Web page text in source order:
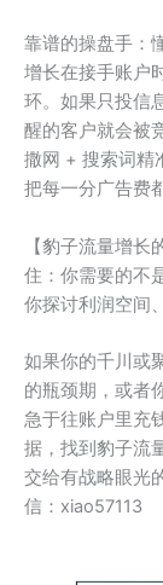
靠谱的操盘手：
增长在接手账户
环。如果只投信
醒的客户就会被
撒网 + 搜索词精
把每一分广告费
【豹子流量增
住：你需要的不
你探讨利润空间
如果你的千川或
的瓶颈期，或者
急于往账户里充
据，找到豹子流
交给有战略眼光
信：xiao57113